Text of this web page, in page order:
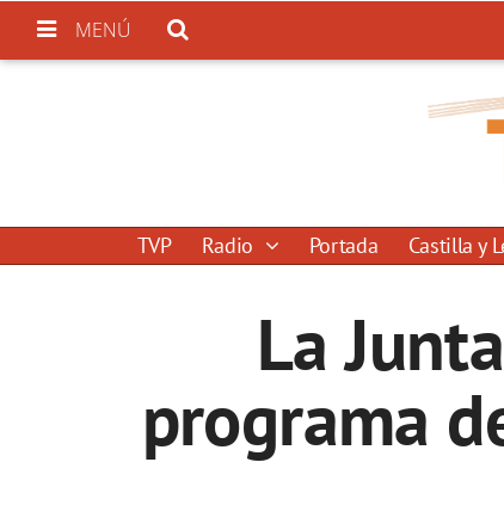
MENÚ
TVP Radio Portada Castilla y
La
programa